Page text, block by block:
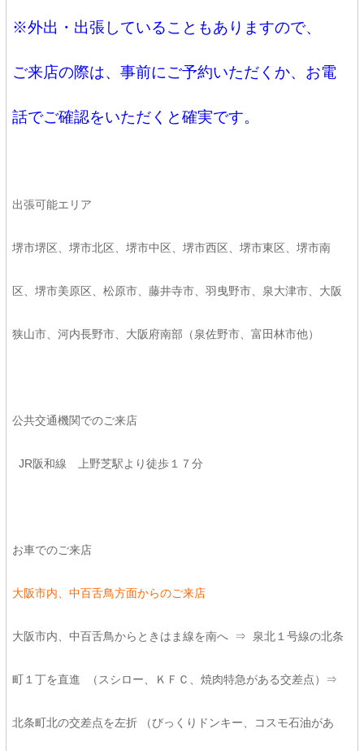
※外出・出張していることもありますので、
ご来店の際は、事前にご予約いただくか、お電
話でご確認をいただくと確実です。
出張可能エリア
堺市堺区、堺市北区、堺市中区、堺市西区、堺市東区、堺市南
区、堺市美原区、松原市、藤井寺市、羽曳野市、泉大津市、大阪
狭山市、河内長野市、大阪府南部（泉佐野市、富田林市他）
公共交通機関でのご来店
JR阪和線 上野芝駅より徒歩１７分
お車でのご来店
大阪市内、中百舌鳥方面からのご来店
大阪市内、中百舌鳥からときはま線を南へ ⇒ 泉北１号線の北条
町１丁を直進 （スシロー、ＫＦＣ、焼肉特急がある交差点）⇒
北条町北の交差点を左折 （びっくりドンキー、コスモ石油があ